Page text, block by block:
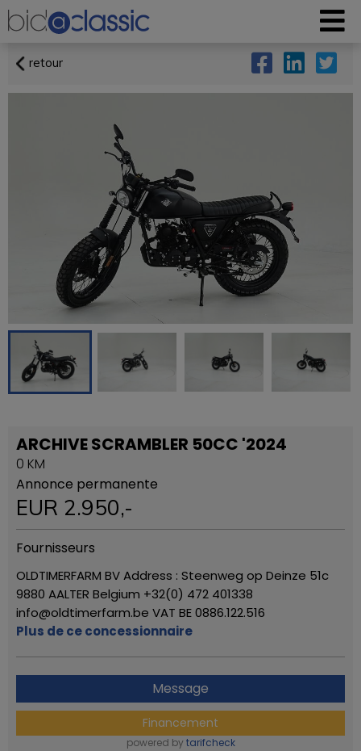
retour
ARCHIVE SCRAMBLER 50CC '2024
0 KM
Annonce permanente
EUR 2.950,-
Fournisseurs
OLDTIMERFARM BV Address : Steenweg op Deinze 51c
9880 AALTER Belgium +32(0) 472 401338
info@oldtimerfarm.be VAT BE 0886.122.516
Plus de ce concessionnaire
Message
Financement
powered by tarifcheck